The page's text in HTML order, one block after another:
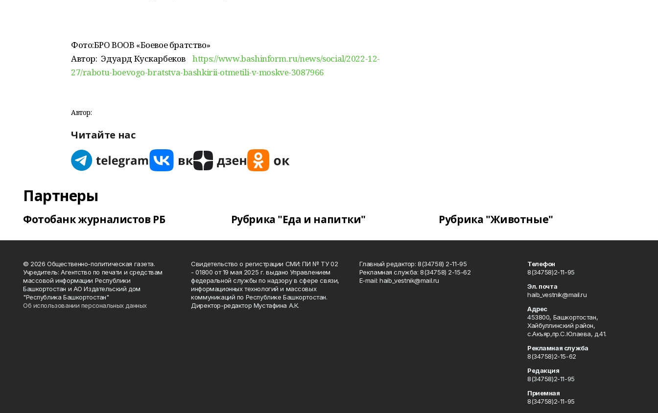
Фото:БРО ВООВ «Боевое братство»
Автор: Эдуард Кускарбековhttps://www.bashinform.ru/news/social/2022-12-
27/rabotu-boevogo-bratstva-bashkirii-otmetili-v-moskve-3087966
Автор:
Читайте нас
Партнеры
Фотобанк журналистов РБ Рубрика "Еда и напитки" Рубрика "Животные"
© 2026 Общественно-политическая газета.
Учредитель: Агентство по печати и средствам
массовой информации Республики
Башкортостан и АО Издательский дом
"Республика Башкортостан"
Об использовании персональных данных
Свидетельство о регистрации СМИ: ПИ № ТУ 02
- 01800 от 19 мая 2025 г. выдано Управлением
федеральной службы по надзору в сфере связи,
информационных технологий и массовых
коммуникаций по Республике Башкортостан.
Директор-редактор Мустафина А.К.
Главный редактор: 8(34758) 2-11-95
Рекламная служба: 8(34758) 2-15-62
Е-mаil: haib_vestnik@mail.ru
Телефон
8(34758)2-11-95
Эл. почта
haib_vestnik@mail.ru
Адрес
453800, Башкортостан,
Хайбуллинский район,
с.Акъяр,пр.С.Юлаева, д.41.
Рекламная служба
8(34758)2-15-62
Редакция
8(34758)2-11-95
Приемная
8(34758)2-11-95